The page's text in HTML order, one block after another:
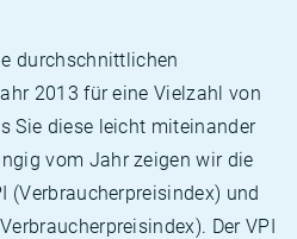
durchschnittlichen
2013 für eine Vielzahl von
Sie diese leicht miteinander
vom Jahr zeigen wir die
(Verbraucherpreisindex) und
Der VPI